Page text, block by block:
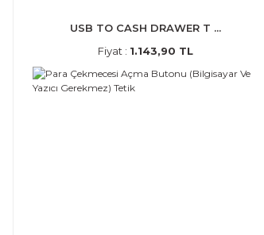
USB TO CASH DRAWER T ...
Fiyat : 1.143,90 TL